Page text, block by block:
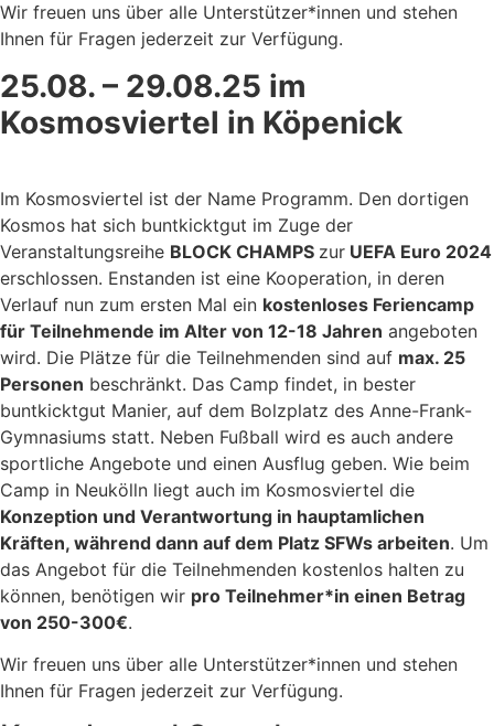
Wir freuen uns über alle Unterstützer*innen und stehen
Ihnen für Fragen jederzeit zur Verfügung.
25.08. – 29.08.25 im
Kosmosviertel in Köpenick
Im Kosmosviertel ist der Name Programm. Den dortigen
Kosmos hat sich buntkicktgut im Zuge der
Veranstaltungsreihe BLOCK CHAMPS zur UEFA Euro 2024
erschlossen. Enstanden ist eine Kooperation, in deren
Verlauf nun zum ersten Mal ein kostenloses Feriencamp
für Teilnehmende im Alter von 12-18 Jahren angeboten
wird. Die Plätze für die Teilnehmenden sind auf max. 25
Personen beschränkt. Das Camp findet, in bester
buntkicktgut Manier, auf dem Bolzplatz des Anne-Frank-
Gymnasiums statt. Neben Fußball wird es auch andere
sportliche Angebote und einen Ausflug geben. Wie beim
Camp in Neukölln liegt auch im Kosmosviertel die
Konzeption und Verantwortung in hauptamlichen
Kräften, während dann auf dem Platz SFWs arbeiten. Um
das Angebot für die Teilnehmenden kostenlos halten zu
können, benötigen wir pro Teilnehmer*in einen Betrag
von 250-300€.
Wir freuen uns über alle Unterstützer*innen und stehen
Ihnen für Fragen jederzeit zur Verfügung.